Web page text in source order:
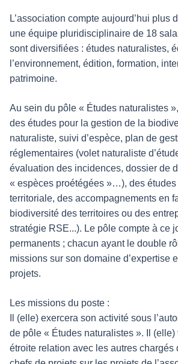
L’association compte aujourd’hui plus
une équipe pluridisciplinaire de 18
sont diversifiées : études naturalistes,
l’environnement, édition, formation,
patrimoine.
Au sein du pôle « Études naturalistes
des études pour la gestion de la
naturaliste, suivi d’espèce, plan de
réglementaires (volet naturaliste
évaluation des incidences, dossier de
« espèces proétégées »…), des
territoriale, des accompagnements en
biodiversité des territoires ou des
stratégie RSE...). Le pôle compte à ce
permanents ; chacun ayant le double
missions sur son domaine d’expertise
projets.
Les missions du poste :
Il (elle) exercera son activité sous
de pôle « Études naturalistes ». Il (elle)
étroite relation avec les autres chargés